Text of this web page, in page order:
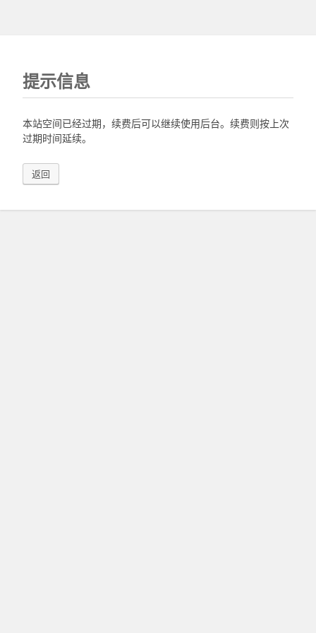
提示信息
本站空间已经过期，续费后可以继续使用后台。续费则按上次
过期时间延续。
返回